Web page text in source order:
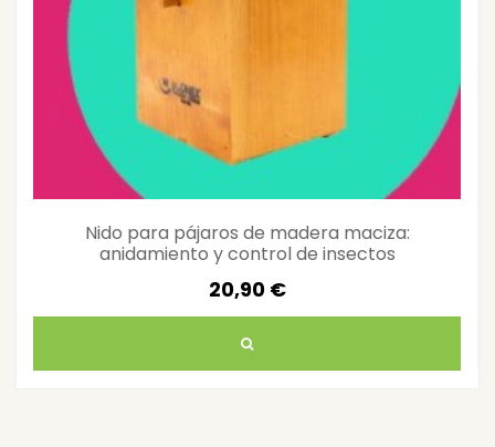
Nido para pájaros de madera maciza:
anidamiento y control de insectos
20,90 €